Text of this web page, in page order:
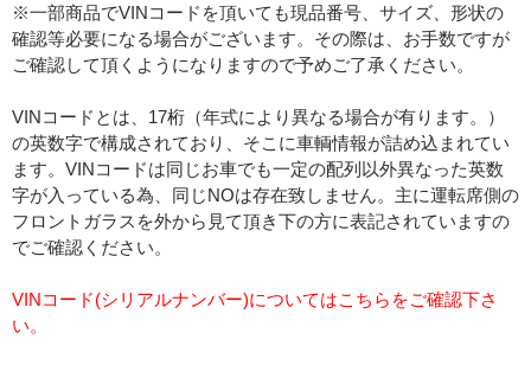
※一部商品でVINコードを頂いても現品番号、サイズ、形状の
確認等必要になる場合がございます。その際は、お手数ですが
ご確認して頂くようになりますので予めご了承ください。
VINコードとは、17桁（年式により異なる場合が有ります。）
の英数字で構成されており、そこに車輌情報が詰め込まれてい
ます。VINコードは同じお車でも一定の配列以外異なった英数
字が入っている為、同じNOは存在致しません。主に運転席側の
フロントガラスを外から見て頂き下の方に表記されていますの
でご確認ください。
VINコード(シリアルナンバー)についてはこちらをご確認下さ
い。